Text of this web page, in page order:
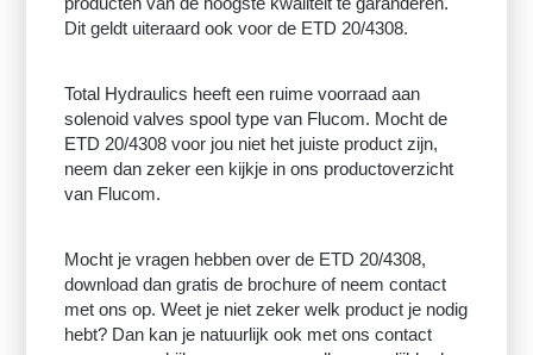
Dit geldt uiteraard ook voor de ETD 20/4308.
Total Hydraulics heeft een ruime voorraad aan
solenoid valves spool type van Flucom. Mocht de
ETD 20/4308 voor jou niet het juiste product zijn,
neem dan zeker een kijkje in ons productoverzicht
van Flucom.
Mocht je vragen hebben over de ETD 20/4308,
download dan gratis de brochure of neem contact
met ons op. Weet je niet zeker welk product je nodig
hebt? Dan kan je natuurlijk ook met ons contact